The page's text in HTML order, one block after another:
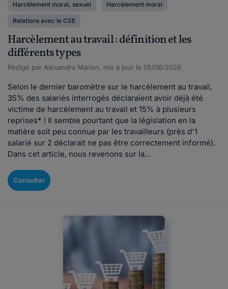
Harcèlement moral, sexuel Harcèlement moral
Relations avec le CSE
Harcèlement au travail : définition et les
différents types
Rédigé par Alexandra Marion, mis à jour le 05/06/2026
Selon le dernier baromètre sur le harcèlement au travail,
35% des salariés interrogés déclaraient avoir déjà été
victime de harcèlement au travail et 15% à plusieurs
reprises* ! Il semble pourtant que la législation en la
matière soit peu connue par les travailleurs (près d'1
salarié sur 2 déclarait ne pas être correctement informé).
Dans cet article, nous revenons sur la...
Consulter